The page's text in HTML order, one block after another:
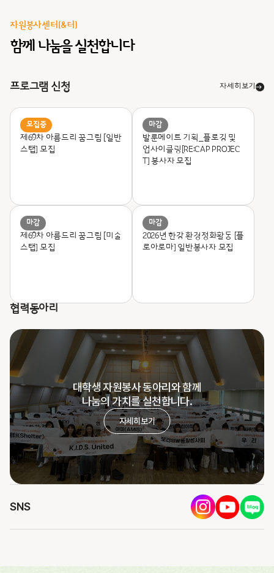
자원봉사센터(&터)
함께 나눔을 실천합니다
프로그램 신청 자세히보기
모집중
제69차 아름드리 꿈그림 [일반
스탭] 모집
마감
발룬메이트 기획_플로깅 및
업사이클링[RE:CAP PROJEC
T] 봉사자 모집
마감
제69차 아름드리 꿈그림 [미술
스탭] 모집
마감
2026년 한강 환경정화활동 [플
로아로마] 일반봉사자 모집
협력동아리
대학생 자원봉사 동아리와 함께
나눔의 가치를 실천합니다.
자세히보기
SNS